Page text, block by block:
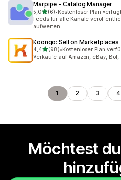
Marpipe ‑ Catalog Manager
5,0von 5 Sternen
(6)
6 Rezensionen insgesamt
•Kostenloser Plan
Feeds für alle Kanäle
aufwerten
Koongo: Sell on Marketplaces
4,4von 5 Sternen
(98)
98 Rezensionen insgesamt
•Kostenloser Plan
Verkaufe auf Amazon, eBay,
1 2 3 4
Möchtest